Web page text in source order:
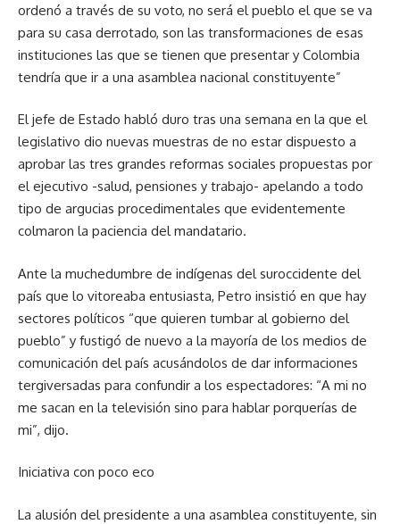
ordenó a través de su voto, no será el pueblo el que se va
para su casa derrotado, son las transformaciones de esas
instituciones las que se tienen que presentar y Colombia
tendría que ir a una asamblea nacional constituyente”
El jefe de Estado habló duro tras una semana en la que el
legislativo dio nuevas muestras de no estar dispuesto a
aprobar las tres grandes reformas sociales propuestas por
el ejecutivo -salud, pensiones y trabajo- apelando a todo
tipo de argucias procedimentales que evidentemente
colmaron la paciencia del mandatario.
Ante la muchedumbre de indígenas del suroccidente del
país que lo vitoreaba entusiasta, Petro insistió en que hay
sectores políticos “que quieren tumbar al gobierno del
pueblo” y fustigó de nuevo a la mayoría de los medios de
comunicación del país acusándolos de dar informaciones
tergiversadas para confundir a los espectadores: “A mi no
me sacan en la televisión sino para hablar porquerías de
mi”, dijo.
Iniciativa con poco eco
La alusión del presidente a una asamblea constituyente, sin